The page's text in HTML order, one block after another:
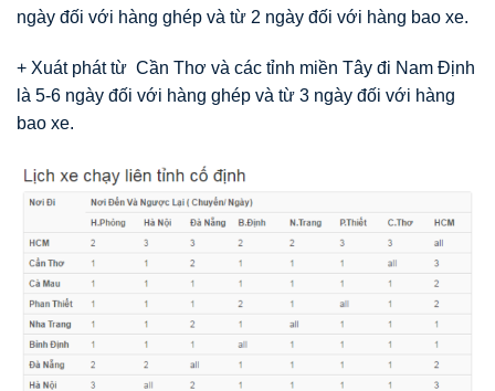
ngày đối với hàng ghép và từ 2 ngày đối với hàng bao xe.
+ Xuát phát từ Cần Thơ và các tỉnh miền Tây đi Nam Định
là 5-6 ngày đối với hàng ghép và từ 3 ngày đối với hàng
bao xe.